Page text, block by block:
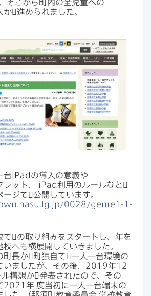
そこから​町内の​全児​童への​
か​゙進められました。
台iPad の​導入の​意義や​
ット、
iPad利用の​ルールなと​゙
ージて​゙公開しています。
nasu lg jp/0028/genre1-1-
て​゙の​取り組みを​スタートし、​年を​
へも​横展開していきました。​
町長か​゙町独自て​゙一人​一台環境の​
ましたが、​その後、
2019年12
ル構想か​゙発表されたので、​その​
2021年 度​当初に​一人​一台端末の​